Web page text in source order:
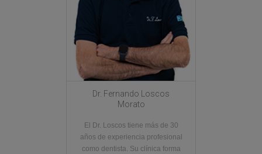
Dr. Fernando Loscos
Morato
El Dr. Loscos tiene más de 30
años de experiencia profesional
como dentista. Su clínica forma